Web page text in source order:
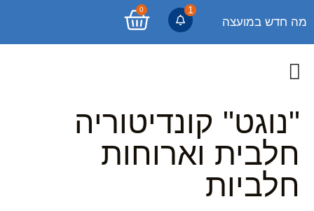
מה חדש במועצה
1
0
"נוגט" קונדיטוריה
חלבית וארוחות
חלביות